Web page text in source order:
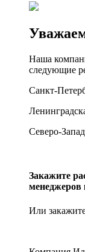
Наша
следующие
Санкт-
Северо-
Закажите
менеджеров
Или